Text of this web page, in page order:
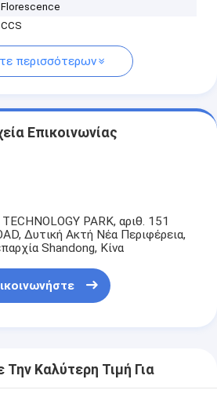
Florescence
CCS
περισσότερων
Επικοινωνίας
PARK, αριθ. 151
Δυτική Ακτή Νέα Περιφέρεια,
Shandong, Κίνα
Καλύτερη Τιμή Για